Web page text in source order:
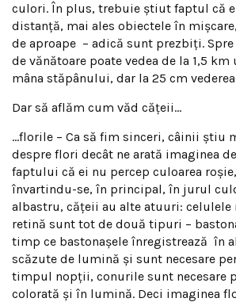
culori. În plus, trebuie ştiut faptul că
distanţă, mai ales obiectele în
de aproape – adică sunt prezbiţi.
de vănătoare poate vedea de la 1,5
mâna stăpânului, dar la 25 cm
Dar să aflăm cum văd căţeii…
…florile – Ca să fim sinceri, câinii ştiu
despre flori decât ne arată imaginea
faptului că ei nu percep culoarea
învartindu-se, în principal, în jurul
albastru, căţeii au alte atuuri: celulele
retină sunt tot de două tipuri –
timp ce bastonaşele înregistrează în
scăzute de lumină şi sunt necesare
timpul nopţii, conurile sunt necesare
colorată şi în lumină. Deci imaginea